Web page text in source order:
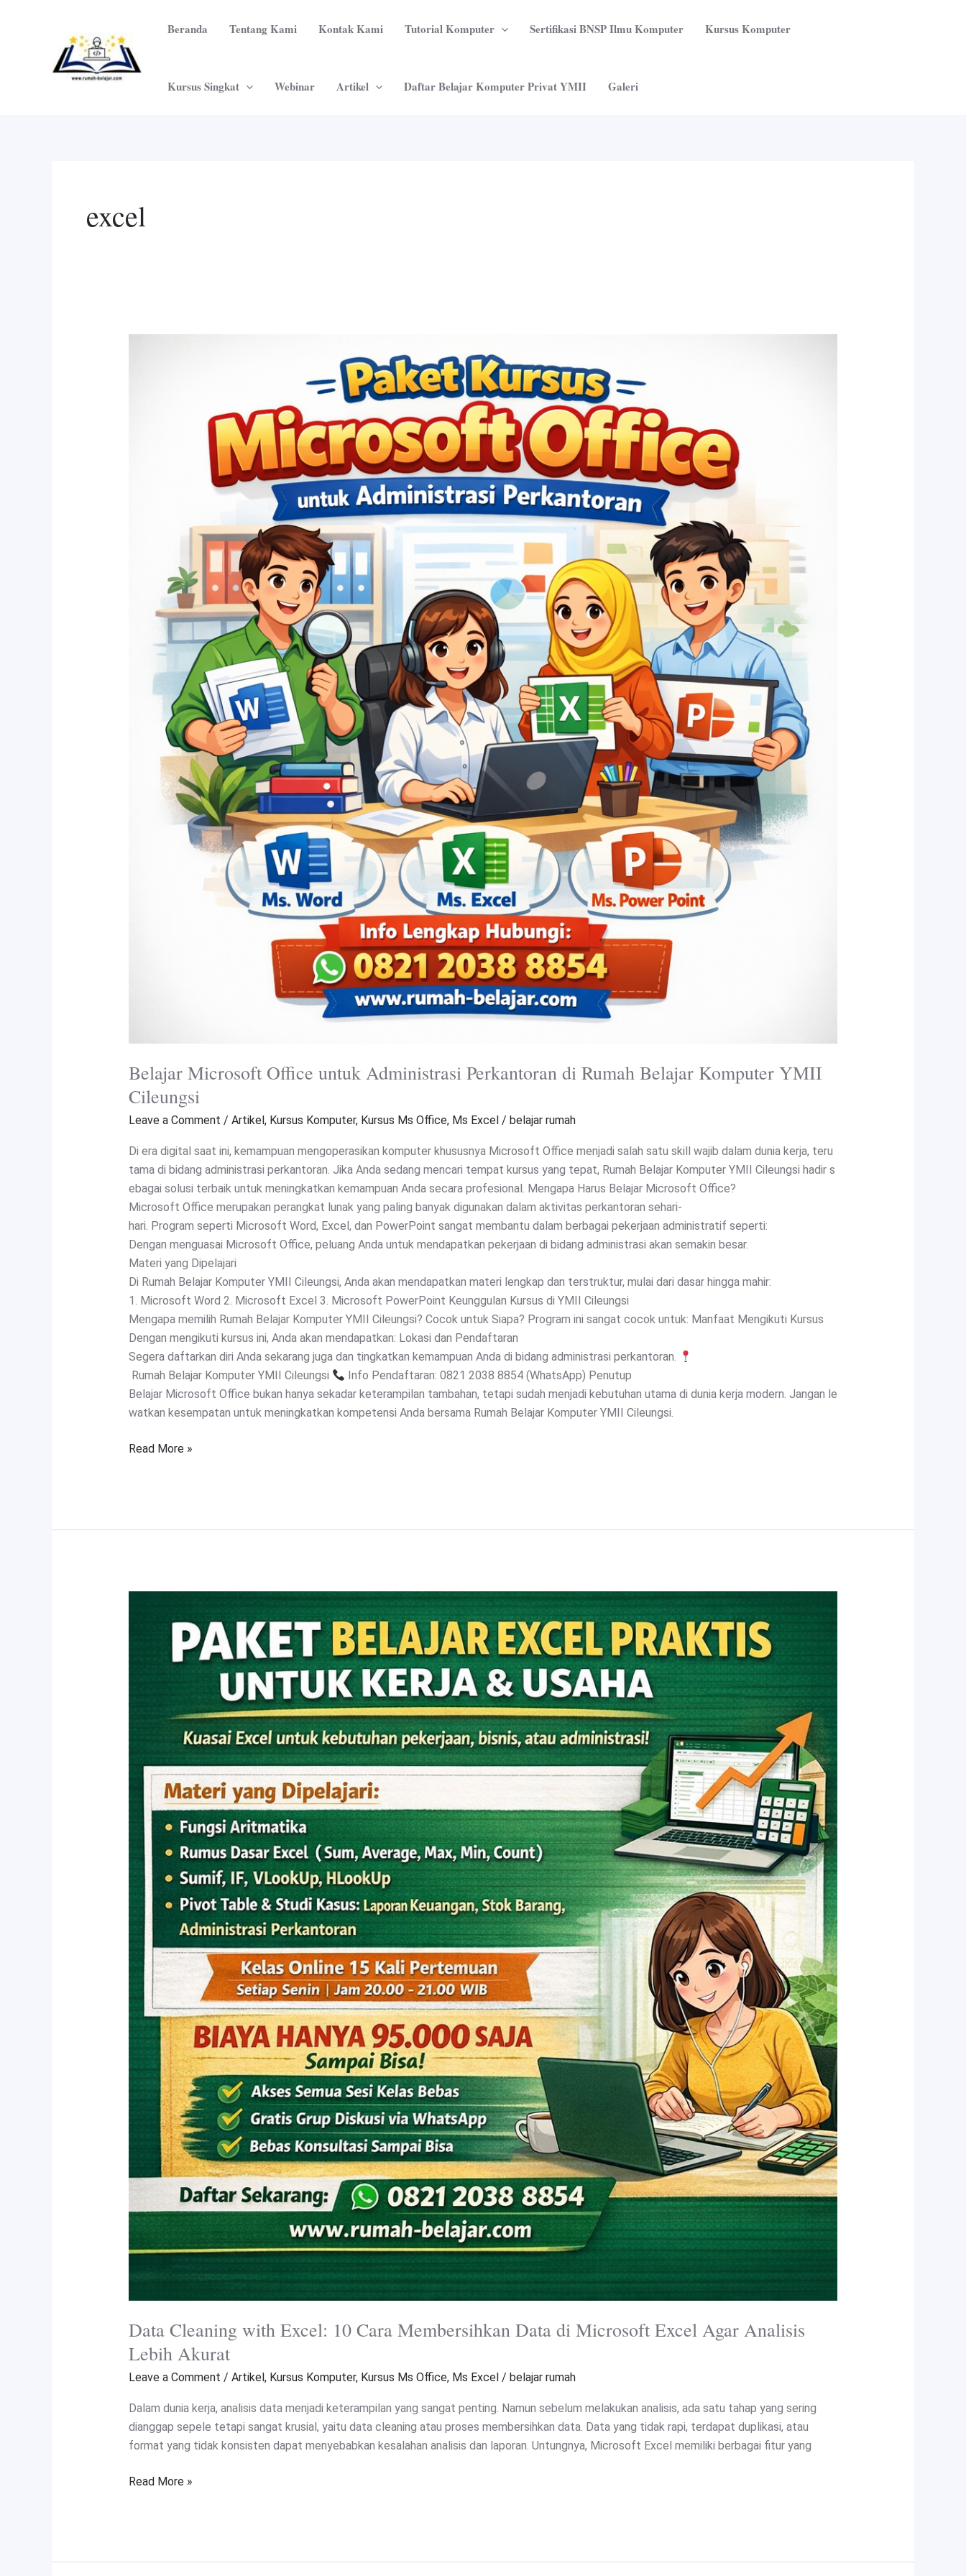
Beranda Tentang Kami Kontak Kami Tutorial Komputer Sertifikasi BNSP Ilmu Komputer Kursus Komputer
Kursus Singkat Webinar Artikel Daftar Belajar Komputer Privat YMII Galeri
excel
Belajar Microsoft Office untuk Administrasi Perkantoran di Rumah Belajar Komputer YMII
Cileungsi
Leave a Comment / Artikel , Kursus Komputer, Kursus Ms Office, Ms Excel / belajar rumah
Di era digital saat ini, kemampuan mengoperasikan komputer khususnya Microsoft Office menjadi salah satu skill wajib dalam dunia kerja, teru
tama di bidang administrasi perkantoran. Jika Anda sedang mencari tempat kursus yang tepat, Rumah Belajar Komputer YMII Cileungsi hadir s
ebagai solusi terbaik untuk meningkatkan kemampuan Anda secara profesional. Mengapa Harus Belajar Microsoft Office?
Microsoft Office merupakan perangkat lunak yang paling banyak digunakan dalam aktivitas perkantoran sehari-
hari. Program seperti Microsoft Word, Excel, dan PowerPoint sangat membantu dalam berbagai pekerjaan administratif seperti:
Dengan menguasai Microsoft Office, peluang Anda untuk mendapatkan pekerjaan di bidang administrasi akan semakin besar.
Materi yang Dipelajari
Di Rumah Belajar Komputer YMII Cileungsi, Anda akan mendapatkan materi lengkap dan terstruktur, mulai dari dasar hingga mahir:
1. Microsoft Word 2. Microsoft Excel 3. Microsoft PowerPoint Keunggulan Kursus di YMII Cileungsi
Mengapa memilih Rumah Belajar Komputer YMII Cileungsi? Cocok untuk Siapa? Program ini sangat cocok untuk: Manfaat Mengikuti Kursus
Dengan mengikuti kursus ini, Anda akan mendapatkan: Lokasi dan Pendaftaran
Segera daftarkan diri Anda sekarang juga dan tingkatkan kemampuan Anda di bidang administrasi perkantoran.
Rumah Belajar Komputer YMII Cileungsi
Info Pendaftaran: 0821 2038 8854 (WhatsApp) Penutup
Belajar Microsoft Office bukan hanya sekadar keterampilan tambahan, tetapi sudah menjadi kebutuhan utama di dunia kerja modern. Jangan le
watkan kesempatan untuk meningkatkan kompetensi Anda bersama Rumah Belajar Komputer YMII Cileungsi.
Read More »
Data Cleaning with Excel: 10 Cara Membersihkan Data di Microsoft Excel Agar Analisis
Lebih Akurat
Leave a Comment / Artikel, Kursus Komputer, Kursus Ms Office, Ms Excel/ belajar rumah
Dalam dunia kerja, analisis data menjadi keterampilan yang sangat penting. Namun sebelum melakukan analisis, ada satu tahap yang sering
dianggap sepele tetapi sangat krusial, yaitu data cleaning atau proses membersihkan data. Data yang tidak rapi, terdapat duplikasi, atau
format yang tidak konsisten dapat menyebabkan kesalahan analisis dan laporan. Untungnya, Microsoft Excel memiliki berbagai fitur yang
Membersihkan
Microsoft
Excel
Agar
Analisis
Lebih
Akurat
Read More »